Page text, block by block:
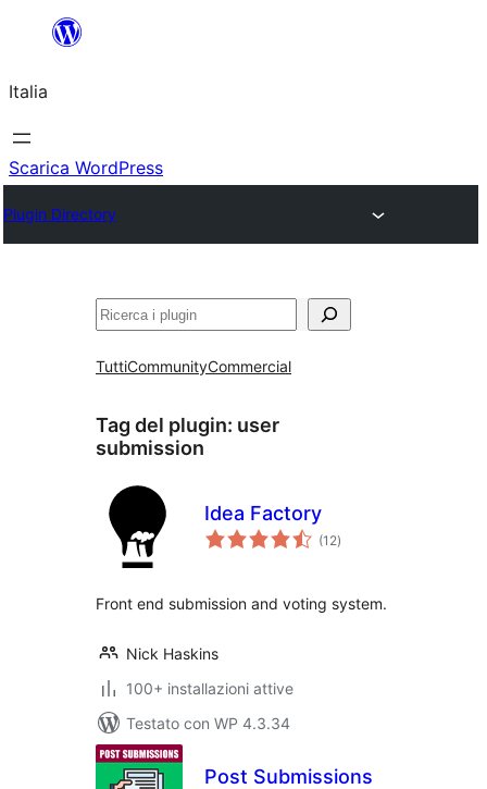
contenuto
Italia
Scarica WordPress
Plugin Directory
Cerca
TuttiCommunityCommercial
Tag del plugin: user
submission
Idea Factory
(12valutazioni
totali
)
Front end submission and voting system.
Nick Haskins
100+ installazioni attive
Testato con WP 4.3.34
Post Submissions